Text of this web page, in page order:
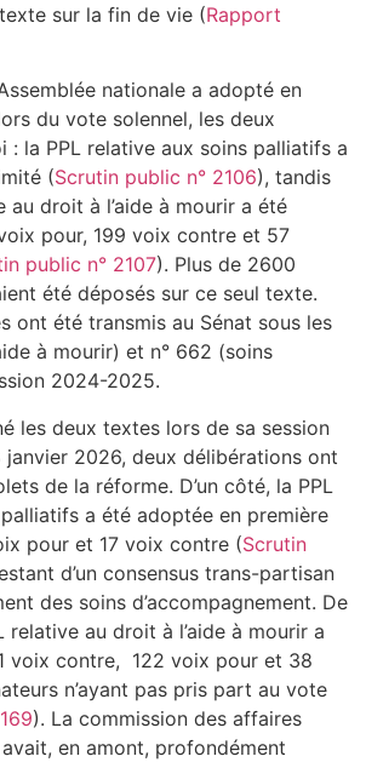
sur la fin de vie (Rapport
nationale a adopté en
du vote solennel, les deux
: la PPL relative aux soins palliatifs a
(Scrutin public n° 2106), tandis
au droit à l’aide à mourir a été
pour, 199 voix contre et 57
public n° 2107). Plus de 2600
été déposés sur ce seul texte.
ont été transmis au Sénat sous les
à mourir) et n° 662 (soins
2024-2025.
les deux textes lors de sa session
2026, deux délibérations ont
de la réforme. D’un côté, la PPL
a été adoptée en première
pour et 17 voix contre (Scrutin
d’un consensus trans-partisan
des soins d’accompagnement. De
relative au droit à l’aide à mourir a
voix contre, 122 voix pour et 38
n’ayant pas pris part au vote
). La commission des affaires
en amont, profondément